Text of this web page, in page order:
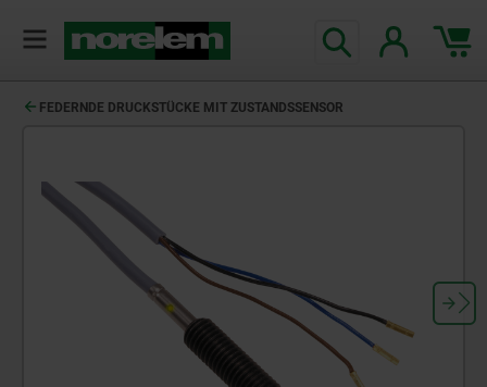
FEDERNDE DRUCKSTÜCKE MIT ZUSTANDSSENSOR